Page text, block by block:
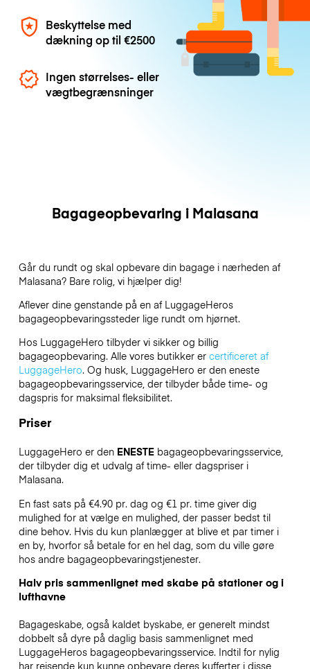
Beskyttelse med
dækning op til€2500
Ingen størrelses- eller
vægtbegrænsninger
Bagageopbevaring i Malasana
Går du rundt og skal opbevare din bagage i nærheden af
Malasana? Bare rolig, vi hjælper dig!
Aflever dine genstande på en af LuggageHeros
bagageopbevaringssteder lige rundt om hjørnet.
Hos LuggageHero tilbyder vi sikker og billig
bagageopbevaring. Alle vores butikker er certificeret af
LuggageHero. Og husk, LuggageHero er den eneste
bagageopbevaringsservice, der tilbyder både time- og
dagspris for maksimal fleksibilitet.
Priser
LuggageHero er den ENESTEbagageopbevaringsservice,
der tilbyder dig et udvalg af time- eller dagspriser i
Malasana.
En fast sats på €4.90 pr. dag og €1 pr. time giver dig
mulighed for at vælge en mulighed, der passer bedst til
dine behov. Hvis du kun planlægger at blive et par timer i
en by, hvorfor så betale for en hel dag, som du ville gøre
hos andre bagageopbevaringstjenester.
Halv pris sammenlignet med skabe på stationer og i
lufthavne
Bagageskabe, også kaldet byskabe, er generelt mindst
dobbelt så dyre på daglig basis sammenlignet med
LuggageHeros bagageopbevaringsservice. Indtil for nylig
har rejsende kun kunne opbevare deres kufferter i disse